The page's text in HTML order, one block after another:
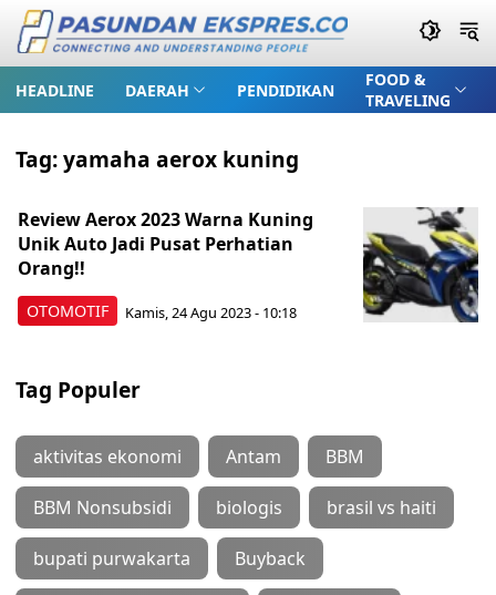
HEADLINE DAERAH PENDIDIKAN
FOOD &
TRAVELING
Tag:yamaha aerox kuning
OTOMOTIF
Review Aerox 2023 Warna Kuning
Unik Auto Jadi Pusat Perhatian
Orang!!
Kamis, 24 Agu 2023 - 10:18
Tag Populer
aktivitas ekonomi Antam BBM
BBM Nonsubsidi biologis brasil vs haiti
bupati purwakarta Buyback